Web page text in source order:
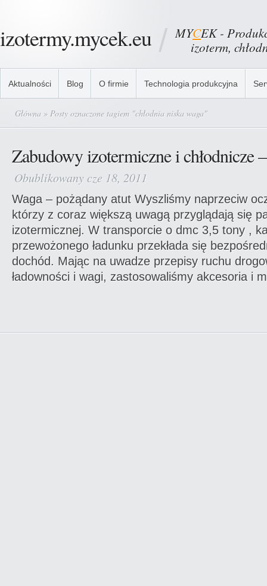
izotermy.mycek.eu MYCEK -
izoterm,
Aktualności Blog O firmie Technologia produkcyjna
Główna » Posty oznaczone tagiem "chłodnia niska waga"
Zabudowy izotermiczne i chłodnicze
Obublikowany cze 18, 2011
Waga – pożądany atut Wyszliśmy naprzeciw
którzy z coraz większą uwagą przyglądają się
izotermicznej. W transporcie o dmc 3,5 tony ,
przewożonego ładunku przekłada się
dochód. Mając na uwadze przepisy ruchu
ładowności i wagi, zastosowaliśmy akcesoria i